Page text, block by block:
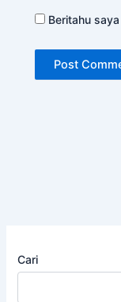
Beritahu
Cari